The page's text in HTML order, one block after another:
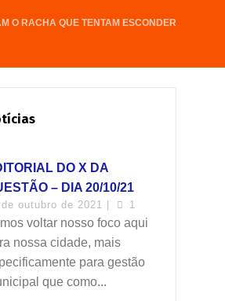
O RACHA QUE TENTAM ESCONDER
DO X DA
– DIA 20/10/21
outubro de 2021 | 1
voltar nosso foco aqui
nossa cidade, mais
para gestão
que como...